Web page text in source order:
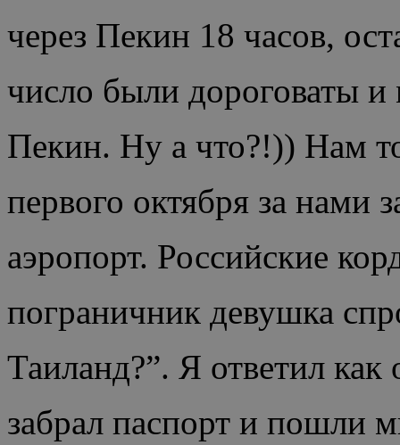
через Пекин 18 часов,
число были дороговаты
Пекин. Ну а что?!)) Нам
первого октября за нами
аэропорт. Российские
пограничник девушка
Таиланд?”. Я ответил
забрал паспорт и пошли